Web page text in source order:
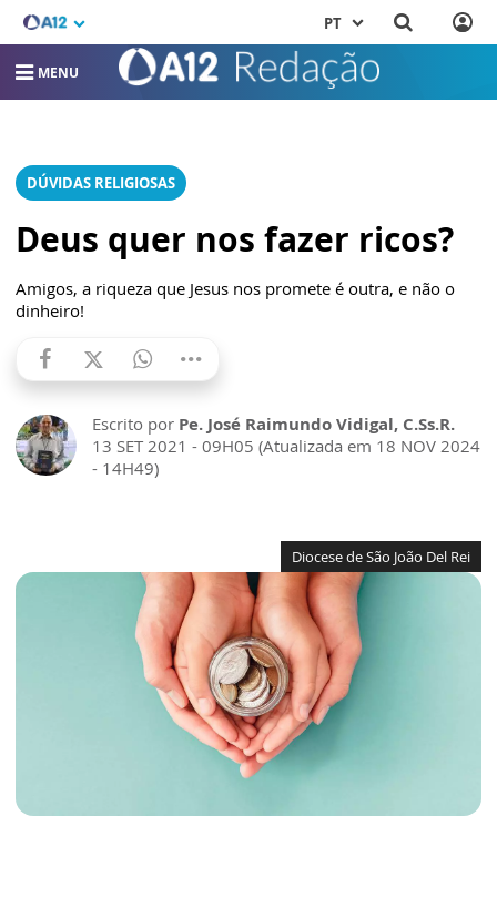
PT
MENU
DÚVIDAS RELIGIOSAS
Deus quer nos fazer ricos?
Amigos, a riqueza que Jesus nos promete é outra, e não o
dinheiro!
Escrito por Pe. José Raimundo Vidigal, C.Ss.R.
13 SET 2021 - 09H05 (Atualizada em 18 NOV 2024
- 14H49)
Diocese de São João Del Rei